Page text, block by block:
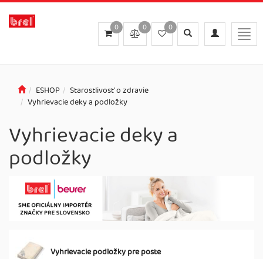
Toggle
navigation
Toggle
search
0
0
0
ESHOP
Starostlivosť o zdravie
Vyhrievacie deky a podložky
Vyhrievacie deky a
podložky
Vyhrievacie podložky pre poste